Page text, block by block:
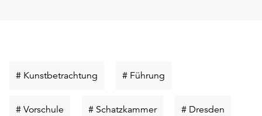
# Kunstbetrachtung Schlüsselwort
# Führung
# Vorschule Schlüsselwort
# SchatzkammerSchlüsselwort
# Dresden